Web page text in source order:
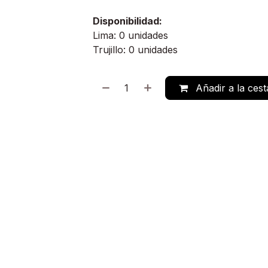
Disponibilidad:
Lima: 0 unidades
Trujillo: 0 unidades
Añadir a la